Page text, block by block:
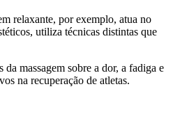
relaxante, por exemplo, atua no
utiliza técnicas distintas que
massagem sobre a dor, a fadiga e
na recuperação de atletas.